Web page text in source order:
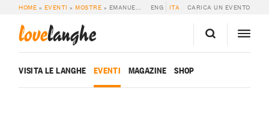
HOME » EVENTI »MOSTRE » EMANUELE LUZZATI TRA FIABA E FANTASIA ENG ITA CARICA UN EVENTO
lovelanghe
VISITA LE LANGHE EVENTI MAGAZINE SHOP